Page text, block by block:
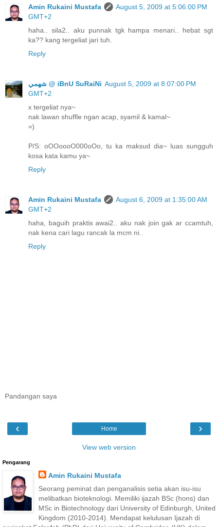
Amin Rukaini Mustafa
August 5, 2009 at 5:06:00 PM
GMT+2
haha.. sila2.. aku punnak tgk hampa menari.. hebat sgt
ka?? kang tergeliat jari tuh.
Reply
ﺷﻬﻤﻲ @ iBnU SuRaiNi August 5, 2009 at 8:07:00 PM
GMT+2
x tergeliat nya~
nak lawan shuffle ngan acap, syamil & kamal~
=)
P/S: oOOoooO000oOo, tu ka maksud dia~ luas sungguh
kosa kata kamu ya~
Reply
Amin Rukaini Mustafa
August 6, 2009 at 1:35:00 AM
GMT+2
haha, baguih praktis awai2.. aku nak join gak ar ccamtuh,
nak kena cari lagu rancak la mcm ni..
Reply
Pandangan saya
‹ ›
Home
View web version
Pengarang
Amin Rukaini Mustafa
Seorang peminat dan penganalisis setia akan isu-isu
melibatkan bioteknologi. Memiliki ijazah BSc (hons) dan
MSc in Biotechnology dari University of Edinburgh, United
Kingdom (2010-2014). Mendapat kelulusan Ijazah di